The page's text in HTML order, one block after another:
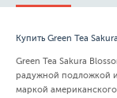
Купить Green Tea
Green Tea Sakura
радужной подложкой
маркой